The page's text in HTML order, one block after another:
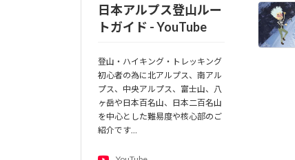
日本アルプス登山ルー
トガイド - YouTube
登山・ハイキング・トレッキング
初心者の為に北アルプス、南アル
プス、中央アルプス、富士山、八
ヶ岳や日本百名山、日本二百名山
を中心とした難易度や核心部のご
紹介です…